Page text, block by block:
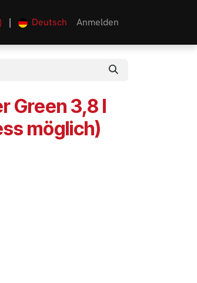
| Deutsch Anmelden
Green 3,8 l
möglich)